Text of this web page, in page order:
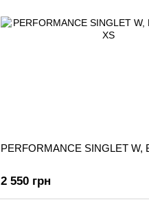
PERFORMANCE SINGLET W,
2 550 грн